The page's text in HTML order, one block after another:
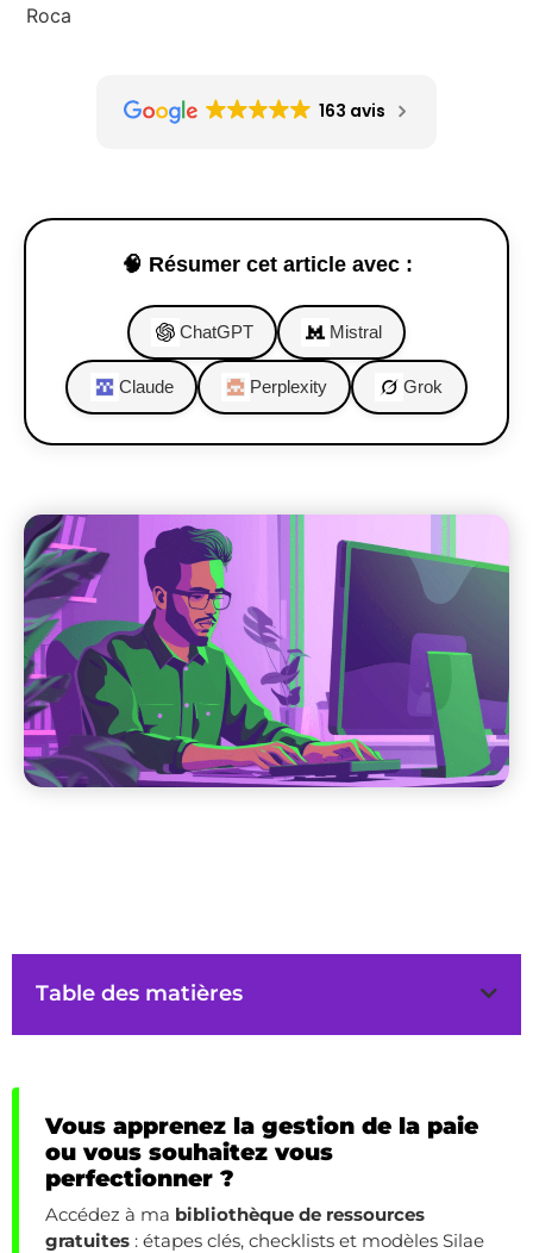
Roca
163 avis
🧠 Résumer cet article avec :
ChatGPT Mistral
Claude Perplexity Grok
Table des matières
Vous apprenez la gestion de la paie
ou vous souhaitez vous
perfectionner ?
Accédez à ma bibliothèque de ressources
gratuites : étapes clés, checklists et modèles Silae